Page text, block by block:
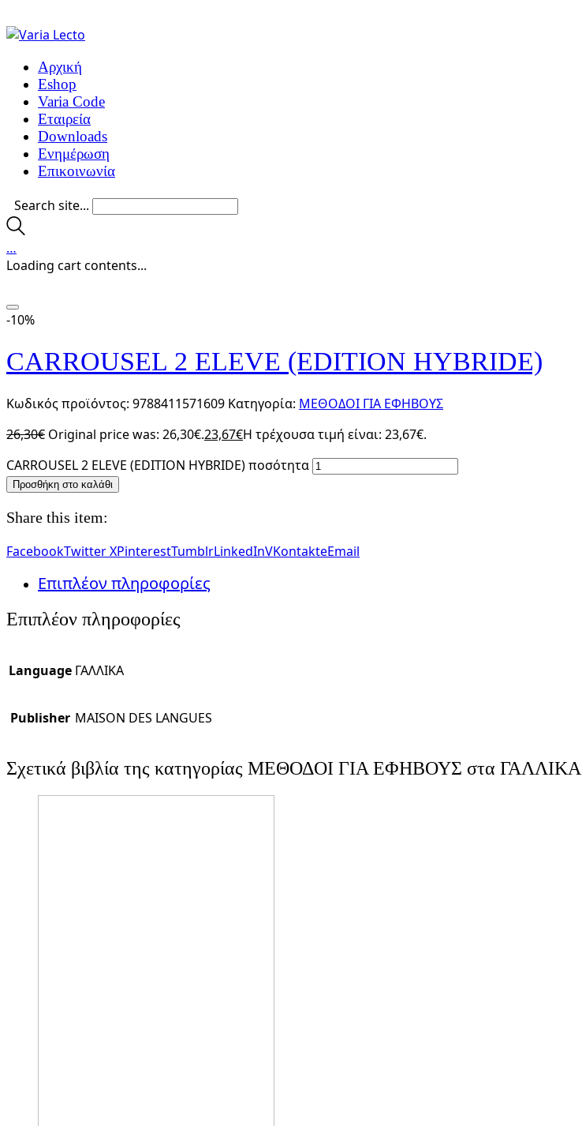
Αρχική
Eshop
Varia Code
Εταιρεία
Downloads
Ενημέρωση
Επικοινωνία
Search site...
…
Loading cart contents...
-10%
CARROUSEL 2 ELEVE (EDITION HYBRIDE)
Κωδικός προϊόντος: 9788411571609 Κατηγορία: ΜΕΘΟΔΟΙ ΓΙΑ ΕΦΗΒΟΥΣ
26,30€ Original price was: 26,30€.23,67€Η τρέχουσα τιμή είναι: 23,67€.
CARROUSEL 2 ELEVE (EDITION HYBRIDE) ποσότητα
Προσθήκη στο καλάθι
Share this item:
FacebookTwitter XPinterestTumblrLinkedInVKontakteEmail
Επιπλέον πληροφορίες
Επιπλέον πληροφορίες
Language ΓΑΛΛΙΚΑ
Publisher MAISON DES LANGUES
Σχετικά βιβλία της κατηγορίας ΜΕΘΟΔΟΙ ΓΙΑ ΕΦΗΒΟΥΣ στα ΓΑΛΛΙΚΑ